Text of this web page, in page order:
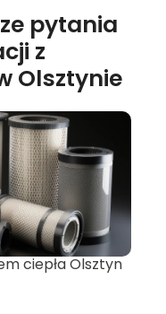
pytania
z
Olsztynie
ciepła Olsztyn